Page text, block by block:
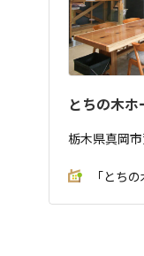
とちの木
栃木県真岡
「とち